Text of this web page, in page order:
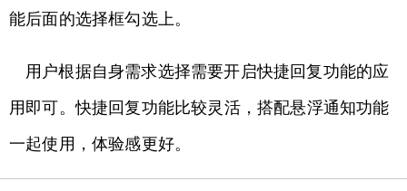
能后面的选择框勾选上。
用户根据自身需求选择需要开启快捷回复功能的应
用即可。快捷回复功能比较灵活，搭配悬浮通知功能
一起使用，体验感更好。